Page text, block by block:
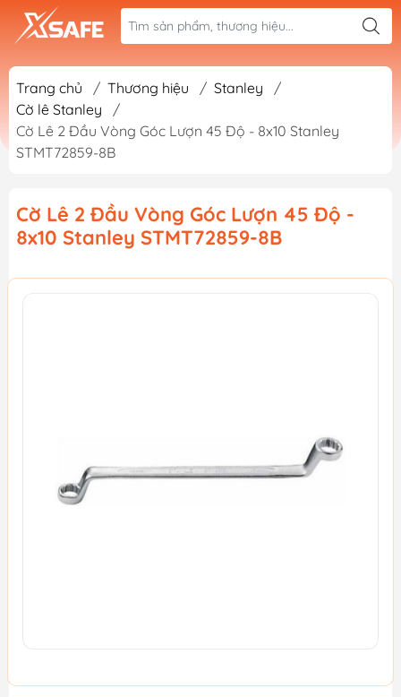
Trang chủ / Thương hiệu / Stanley
/
Cờ lê Stanley
/
Cờ Lê 2 Đầu Vòng Góc Lượn 45 Độ - 8x10 Stanley
STMT72859-8B
Cờ Lê 2 Đầu Vòng Góc Lượn 45 Độ -
8x10 Stanley STMT72859-8B